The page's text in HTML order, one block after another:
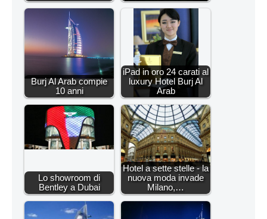
Burj Al Arab compie
10 anni
iPad in oro 24 carati al
luxury Hotel Burj Al
Arab
Lo showroom di
Bentley a Dubai
Hotel a sette stelle - la
nuova moda invade
Milano,…